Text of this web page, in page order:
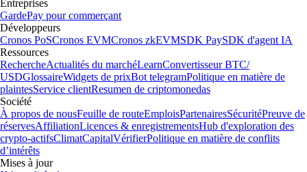
Entreprises
GardePay pour commerçant
Développeurs
Cronos PoSCronos EVMCronos zkEVMSDK PaySDK d'agent IA
Ressources
RechercheActualités du marchéLearnConvertisseur BTC/
USDGlossaireWidgets de prixBot telegramPolitique en matière de
plaintesService clientResumen de criptomonedas
Société
À propos de nousFeuille de routeEmploisPartenairesSécuritéPreuve de
réservesAffiliationLicences & enregistrementsHub d'exploration des
crypto-actifsClimatCapitalVérifierPolitique en matière de conflits
d’intérêts
Mises à jour